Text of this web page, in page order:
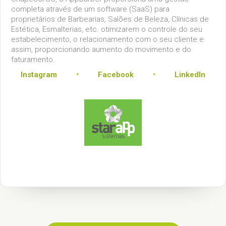
completa através de um software (SaaS) para
proprietários de Barbearias, Salões de Beleza, Clínicas de
Estética, Esmalterias, etc. otimizarem o controle do seu
estabelecimento, o relacionamento com o seu cliente e
assim, proporcionando aumento do movimento e do
faturamento.
Instagram
· Facebook · LinkedIn